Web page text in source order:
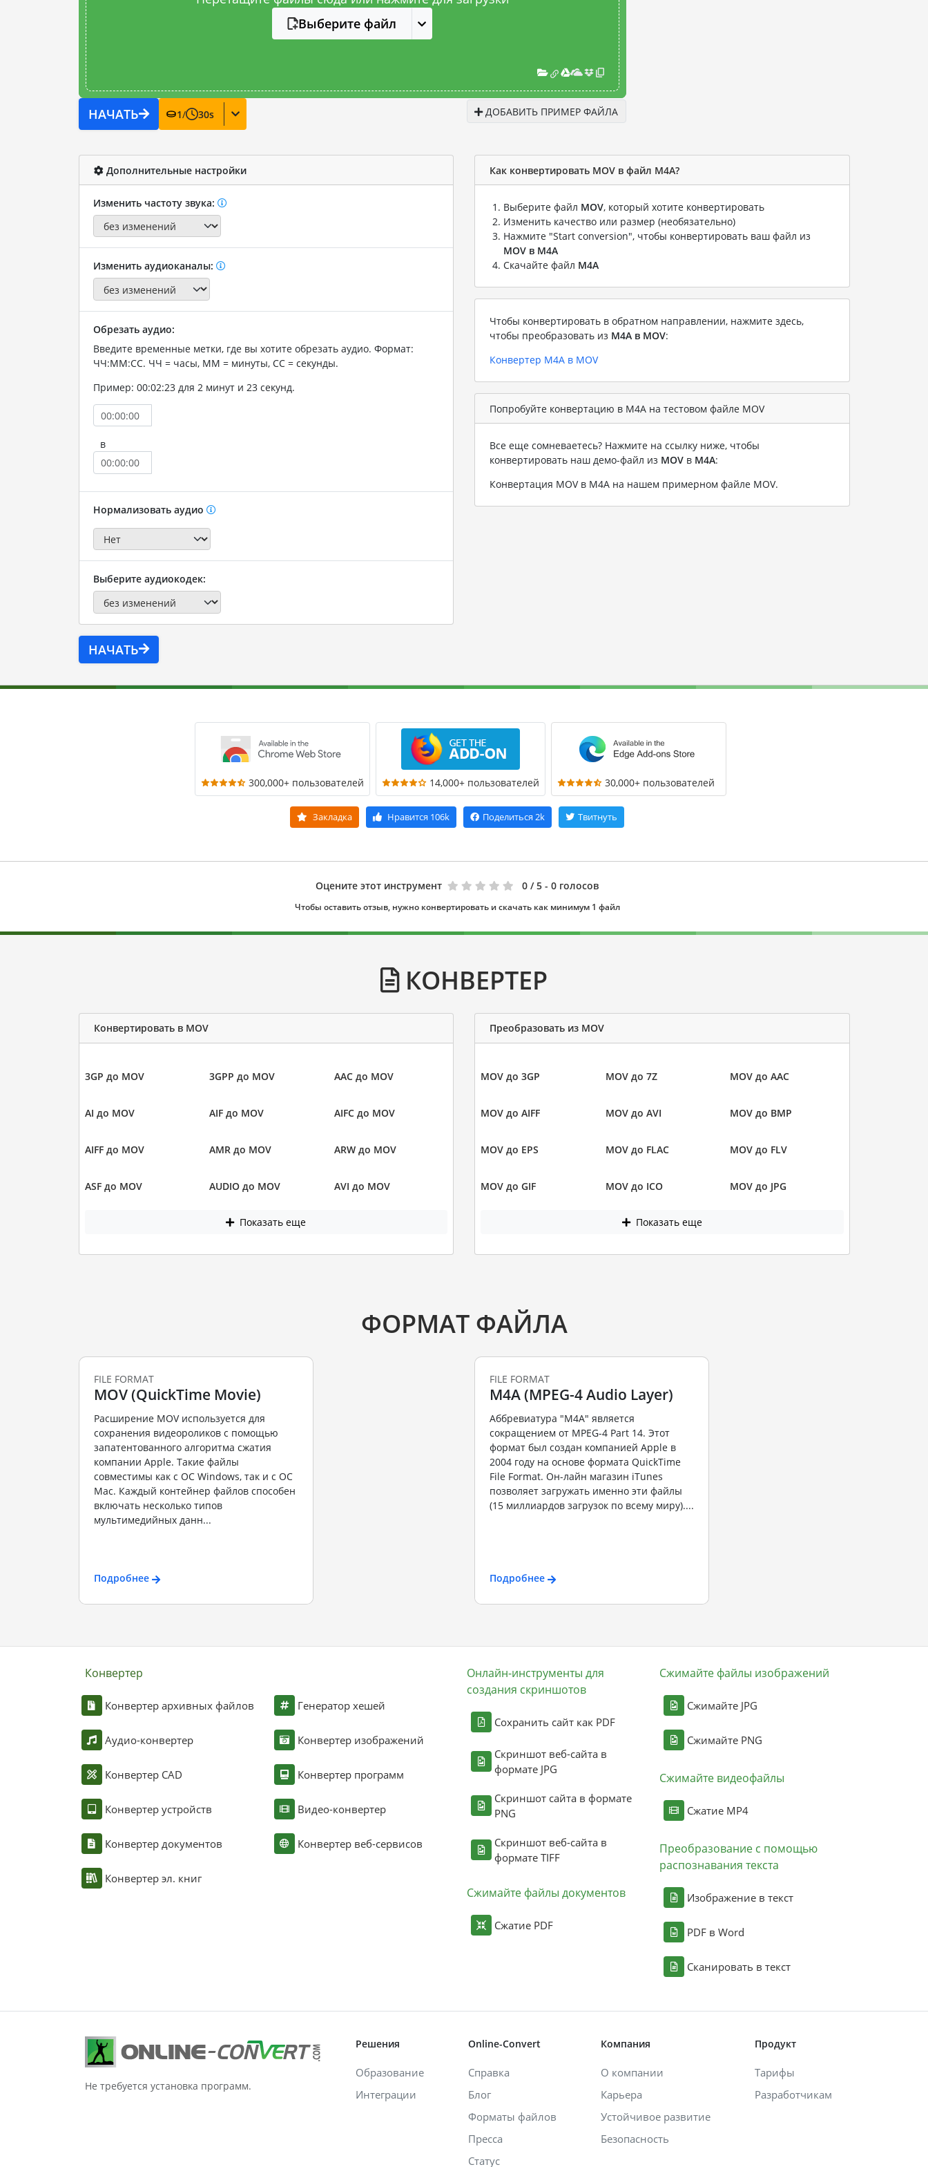
Выберите файл
НАЧАТЬ 1/ 30s ДОБАВИТЬ ПРИМЕР ФАЙЛА
Дополнительные настройки
Изменить частоту звука:
Изменить аудиоканалы:
Обрезать аудио:
Введите временные метки, где вы хотите обрезать аудио. Формат:
ЧЧ:ММ:СС. ЧЧ = часы, ММ = минуты, СС = секунды.
Пример: 00:02:23 для 2 минут и 23 секунд.
в
Нормализовать аудио
Выберите аудиокодек:
НАЧАТЬ
Как конвертировать MOV в файл M4A?
Выберите файл MOV, который хотите конвертировать
Изменить качество или размер (необязательно)
Нажмите "Start conversion", чтобы конвертировать ваш файл из
MOV в M4A
Скачайте файл M4A
Чтобы конвертировать в обратном направлении, нажмите здесь,
чтобы преобразовать из M4A в MOV:
Конвертер M4A в MOV
Попробуйте конвертацию в M4A на тестовом файле MOV
Все еще сомневаетесь? Нажмите на ссылку ниже, чтобы
конвертировать наш демо-файл из MOV в M4A:
Конвертация MOV в M4A на нашем примерном файле MOV.
300,000+ пользователей 14,000+ пользователей 30,000+ пользователей
Закладка Нравится 106k Поделиться 2k Твитнуть
Оцените этот инструмент 0 / 5 - 0 голосов
Чтобы оставить отзыв, нужно конвертировать и скачать как минимум 1 файл
КОНВЕРТЕР
Конвертировать в MOV
3GP до MOV 3GPP до MOV AAC до MOV
AI до MOV AIF до MOV AIFC до MOV
AIFF до MOV AMR до MOV ARW до MOV
ASF до MOV AUDIO до MOV AVI до MOV
Показать еще
Преобразовать из MOV
MOV до 3GP MOV до 7Z MOV до AAC
MOV до AIFF MOV до AVI MOV до BMP
MOV до EPS MOV до FLAC MOV до FLV
MOV до GIF MOV до ICO MOV до JPG
Показать еще
ФОРМАТ ФАЙЛА
FILE FORMAT
MOV (QuickTime Movie)
Расширение MOV используется для
сохранения видеороликов с помощью
запатентованного алгоритма сжатия
компании Apple. Такие файлы
совместимы как с ОС Windows, так и с ОС
Mac. Каждый контейнер файлов способен
включать несколько типов
мультимедийных данн...
Подробнее
FILE FORMAT
M4A (MPEG-4 Audio Layer)
Аббревиатура "M4A" является
сокращением от MPEG-4 Part 14. Этот
формат был создан компанией Apple в
2004 году на основе формата QuickTime
File Format. Он-лайн магазин iTunes
позволяет загружать именно эти файлы
(15 миллиардов загрузок по всему миру)....
Подробнее
Конвертер
Конвертер архивных файлов
Аудио-конвертер
Конвертер CAD
Конвертер устройств
Конвертер документов
Конвертер эл. книг
Генератор хешей
Конвертер изображений
Конвертер программ
Видео-конвертер
Конвертер веб-сервисов
Онлайн-инструменты для
создания скриншотов
Сохранить сайт как PDF
Скриншот веб-сайта в
формате JPG
Скриншот сайта в формате
PNG
Скриншот веб-сайта в
формате TIFF
Сжимайте файлы документов
Сжатие PDF
Сжимайте файлы изображений
Сжимайте JPG
Сжимайте PNG
Сжимайте видеофайлы
Сжатие MP4
Преобразование с помощью
распознавания текста
Изображение в текст
PDF в Word
Сканировать в текст
Не требуется установка программ.
Решения
Образование
Интеграции
Online-Convert
Справка
Блог
Форматы файлов
Пресса
Статус
Компания
О компании
Карьера
Устойчивое развитие
Безопасность
Продукт
Тарифы
Разработчикам